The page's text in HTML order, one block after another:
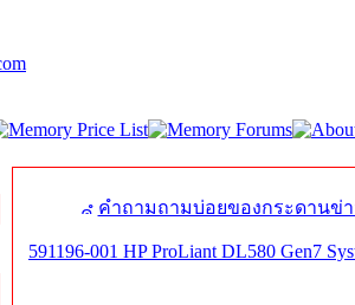
คำถามถามบ่อยของกระดานข่
591196-001 HP ProLiant DL580 Gen7